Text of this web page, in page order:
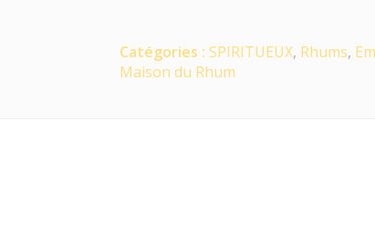
Catégories : SPIRITUEUX, Rhums,
Maison du Rhum